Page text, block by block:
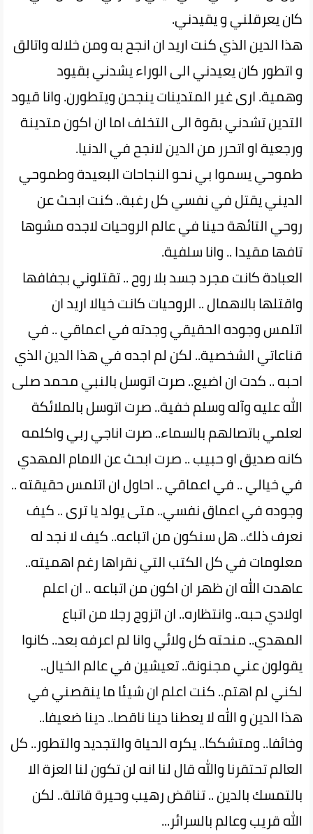
كان يعرقلني و يقيدني.
هذا الدين الذي كنت اريد ان انجح به ومن خلاله واتالق
و اتطور كان يعيدني الى الوراء يشدني بقيود
وهمية. ارى غير المتدينات ينجحن ويتطورن. وانا قيود
التدين تشدني بقوة الى التخلف اما ان اكون متدينة
ورجعية او اتحرر من الدين لانجح في الدنيا.
طموحي يسموا بي نحو النجاحات البعيدة وطموحي
الديني يقتل في نفسي كل رغبة.. كنت ابحث عن
روحي التائهة حينا في عالم الروحيات لاجده مشوها
تافها مقيدا .. وانا سلفية.
العبادة كانت مجرد جسد بلا روح .. تقتلوني بجفافها
واقتلها بالاهمال .. الروحيات كانت خيالا اريد ان
اتلمس وجوده الحقيقي وجدته في اعماقي .. في
قناعاتي الشخصية.. لكن لم اجده في هذا الدين الذي
احبه .. كدت ان اضيع.. صرت اتوسل بالنبي محمد صلى
الله عليه وآله وسلم خفية.. صرت اتوسل بالملائكة
لعلمي باتصالهم بالسماء.. صرت اناجي ربي واكلمه
كانه صديق او حبيب .. صرت ابحث عن الامام المهدي
في خيالي .. في اعماقي .. احاول ان اتلمس حقيقته ..
وجوده في اعماق نفسي.. متى يولد يا ترى .. كيف
نعرف ذلك.. هل سنكون من اتباعه.. كيف لا نجد له
معلومات في كل الكتب التي نقراها رغم اهميته..
عاهدت الله ان ظهر ان اكون من اتباعه .. ان اعلم
اولادي حبه.. وانتظاره.. ان اتزوج رجلا من اتباع
المهدي.. منحته كل ولائي وانا لم اعرفه بعد.. كانوا
يقولون عني مجنونة.. تعيشين في عالم الخيال..
لكني لم اهتم.. كنت اعلم ان شيئا ما ينقصني في
هذا الدين و الله لا يعطنا دينا ناقصا.. دينا ضعيفا..
وخائفا.. ومتشككا.. يكره الحياة والتجديد والتطور.. كل
العالم تحتقرنا والله قال لنا انه لن تكون لنا العزة الا
بالتمسك بالدين .. تناقض رهيب وحيرة قاتلة.. لكن
الله قريب وعالم بالسرائر...